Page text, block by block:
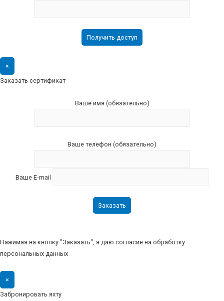
×
Заказать сертификат
Ваше имя (обязательно)
Ваше телефон (обязательно)
Ваше E-mail
Нажимая на кнопку "Заказать", я даю согласие на обработку
персональных данных
×
Забронировать яхту